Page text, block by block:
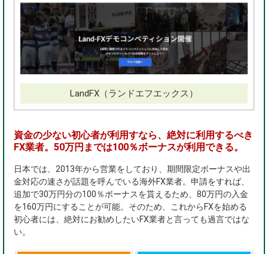
LandFX（ランドエフエックス）
資金の少ない初心者が利用すなら、絶対に利用するべき
FX業者。50万円までは100％ボーナスが利用できる。
日本では、2013年から営業をしており、期間限定ボーナスや出
金対応の速さが話題を呼んでいる海外FX業者。申請をすれば、
追加で30万円分の100％ボーナスを貰えるため、80万円の入金
を160万円にすることが可能。そのため、これからFXを始める
初心者には、絶対にお勧めしたいFX業者と言っても過言ではな
い。